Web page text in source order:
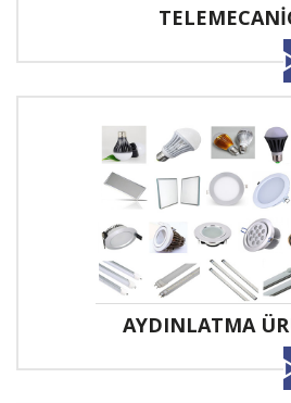
AYDINLATMA